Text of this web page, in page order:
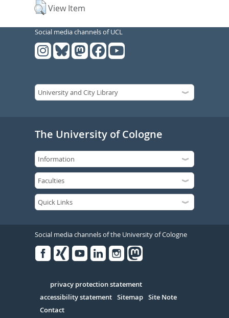
View Item
Social media channels of UCL
The University of Cologne
Social media channels of the University of Cologne
Serivce
privacy protection statement
accessibility statement Sitemap Site Note
Contact